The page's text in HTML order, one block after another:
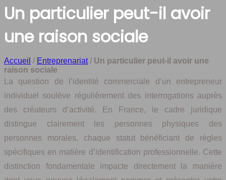
Un particulier peut-il avoir
une raison sociale
Accueil / Entreprenariat/ Un particulier peut-il avoir une
raison sociale
La question de l’identité commerciale d’un entrepreneur
individuel soulève régulièrement des interrogations auprès
des créateurs d’activité. En France, le cadre juridique
distingue clairement les personnes physiques des
personnes morales, chaque statut bénéficiant de règles
spécifiques en matière d’identification professionnelle. Cette
distinction fondamentale impacte directement la manière